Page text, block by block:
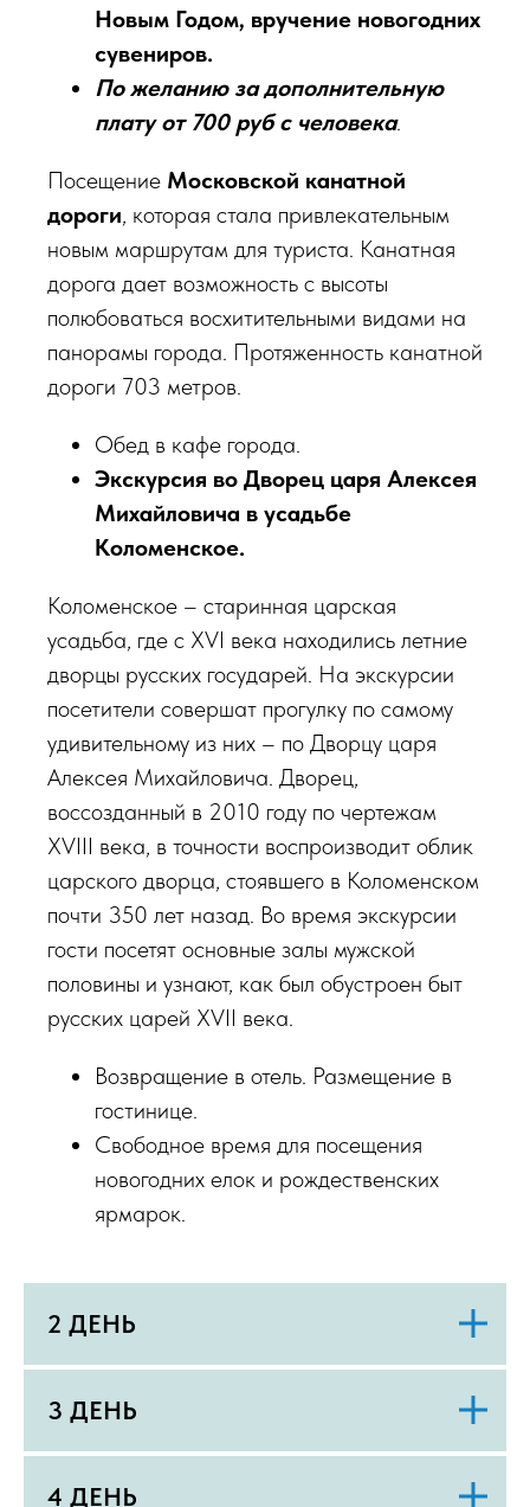
Новым Годом, вручение новогодних
сувениров.
По желанию за дополнительную
плату от 700 руб с человека.
Посещение Московской канатной
дороги, которая стала привлекательным
новым маршрутам для туриста. Канатная
дорога дает возможность с высоты
полюбоваться восхитительными видами на
панорамы города. Протяженность канатной
дороги 703 метров.
Обед в кафе города.
Экскурсия во Дворец царя Алексея
Михайловича в усадьбе
Коломенское.
Коломенское – старинная царская
усадьба, где с XVI века находились летние
дворцы русских государей. На экскурсии
посетители совершат прогулку по самому
удивительному из них – по Дворцу царя
Алексея Михайловича. Дворец,
воссозданный в 2010 году по чертежам
XVIII века, в точности воспроизводит облик
царского дворца, стоявшего в Коломенском
почти 350 лет назад. Во время экскурсии
гости посетят основные залы мужской
половины и узнают, как был обустроен быт
русских царей XVII века.
Возвращение в отель. Размещение в
гостинице.
Свободное время для посещения
новогодних елок и рождественских
ярмарок.
2 ДЕНЬ
3 ДЕНЬ
4 ДЕНЬ